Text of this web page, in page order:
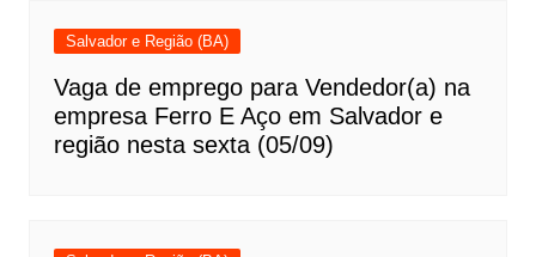
Salvador e Região (BA)
Vaga de emprego para Vendedor(a) na
empresa Ferro E Aço em Salvador e
região nesta sexta (05/09)